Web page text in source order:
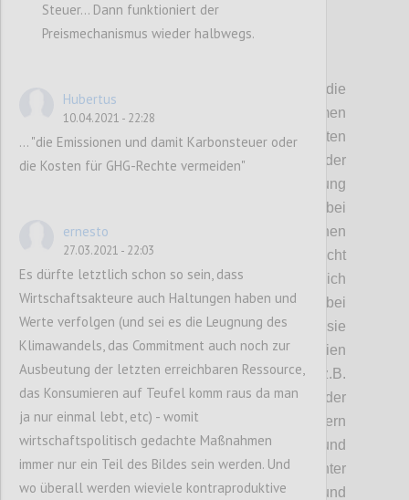
Thematische Programme und die
Anreicherung von bestehenden Programmen
mit Kriterien, die negative Externalitäten
verhindern sollen, wirken praktisch nur auf der
Angebotsseite. Sie fördern die Entwicklung
neuer Technologien und Innovationen bei
einem kleinen Teil der Unternehmen - jenen
eben die um eine Förderung angesucht
haben. Gleiches gilt, auch wenn deutlich
komplexere Interventionen möglich sind, bei
missionsorientierten Programmen soweit sie
sich auf die Entwicklung neuer Technologien
abzielen[4] . Transformative Missionen (z.B.
Verhinderung des Klimawandels) oder
Missionen die das Verhalten verändern
wollen, sind komplexe Interventionen und
verlangen, dass sehr viele Akteure sich hinter
der Zielsetzung versammeln und
Steuer... Dann funktioniert der
Preismechanismus wieder halbwegs.
Hubertus
10.04.2021 - 22:28
... "die Emissionen und damit Karbonsteuer oder
die Kosten für GHG-Rechte vermeiden"
ernesto
27.03.2021 - 22:03
Es dürfte letztlich schon so sein, dass
Wirtschaftsakteure auch Haltungen haben und
Werte verfolgen (und sei es die Leugnung des
Klimawandels, das Commitment auch noch zur
Ausbeutung der letzten erreichbaren Ressource,
das Konsumieren auf Teufel komm raus da man
ja nur einmal lebt, etc) - womit
wirtschaftspolitisch gedachte Maßnahmen
immer nur ein Teil des Bildes sein werden. Und
wo überall werden wieviele kontraproduktive